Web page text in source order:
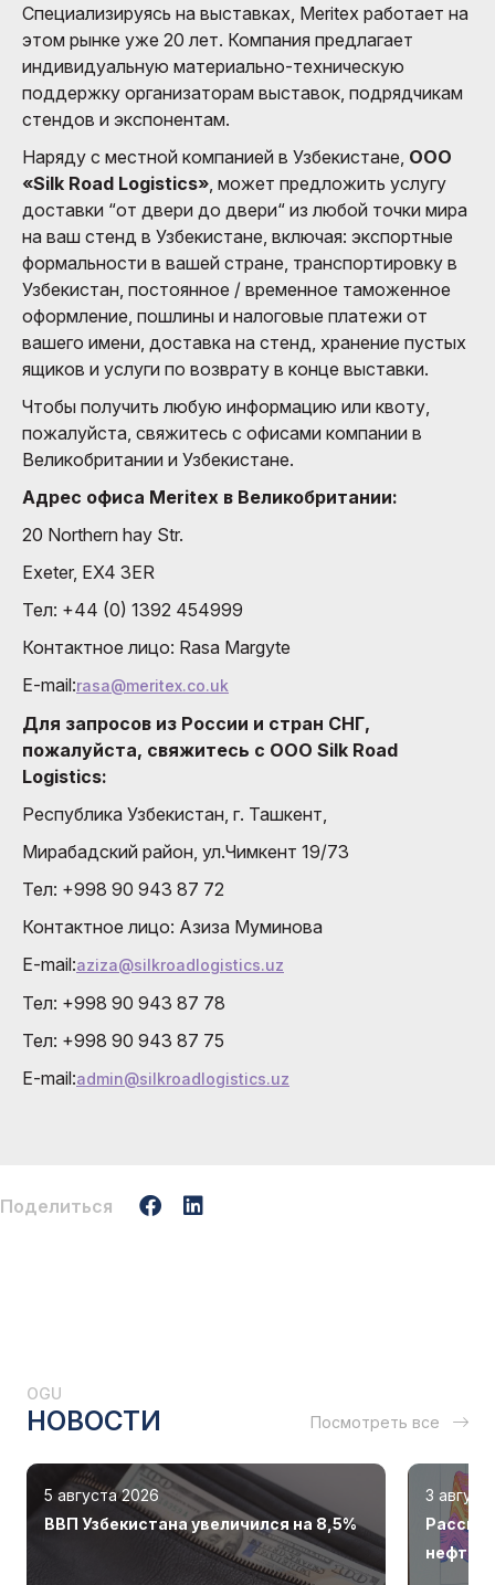
Специализируясь на выставках, Meritex работает на
этом рынке уже 20 лет. Компания предлагает
индивидуальную материально-техническую
поддержку организаторам выставок, подрядчикам
стендов и экспонентам.
Наряду с местной компанией в Узбекистане, ООО
«Silk Road Logistics» , может предложить услугу
доставки “от двери до двери“ из любой точки мира
на ваш стенд в Узбекистане, включая: экспортные
формальности в вашей стране, транспортировку в
Узбекистан, постоянное / временное таможенное
оформление, пошлины и налоговые платежи от
вашего имени, доставка на стенд, хранение пустых
ящиков и услуги по возврату в конце выставки.
Чтобы получить любую информацию или квоту,
пожалуйста, свяжитесь с офисами компании в
Великобритании и Узбекистане.
Адрес офиса Meritex в Великобритании:
20 Northern hay Str.
Exeter, EX4 3ER
Тел: +44 (0) 1392 454999
Контактное лицо: Rasa Margyte
E-mail:rasa@meritex.co.uk
Для запросов из России и стран СНГ,
пожалуйста, свяжитесь с OOO Silk Road
Logistics:
Республика Узбекистан, г. Ташкент,
Мирабадский район, ул.Чимкент 19/73
Тел: +998 90 943 87 72
Контактное лицо: Азиза Муминовa
E-mail:aziza@silkroadlogistics.uz
Тел: +998 90 943 87 78
Тел: +998 90 943 87 75
E-mail:admin@silkroadlogistics.uz
Поделиться
OGU
НОВОСТИ Посмотреть все
5 августа 2026
ВВП Узбекистана увеличился на 8,5%
3